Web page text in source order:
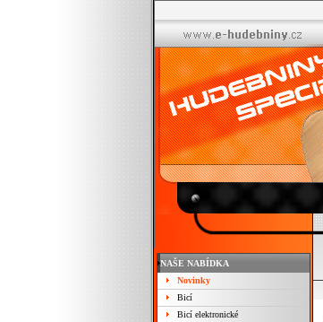
NAŠE NABÍDKA
Novinky
Bicí
Bicí elektronické